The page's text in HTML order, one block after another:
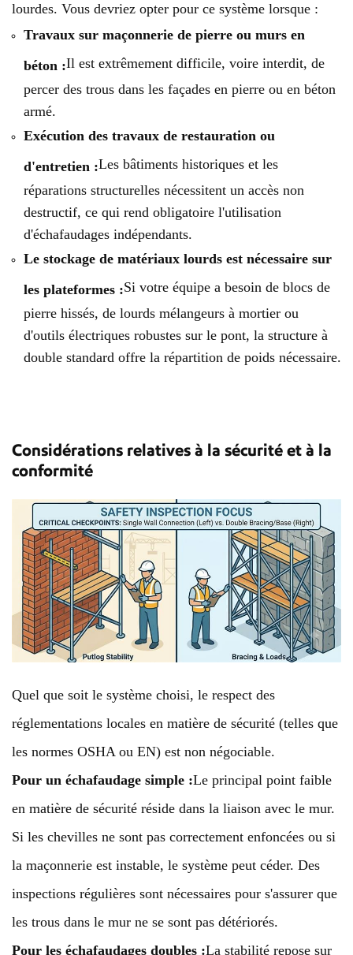
lourdes. Vous devriez opter pour ce système lorsque :
Travaux sur maçonnerie de pierre ou murs en
béton :Il est extrêmement difficile, voire interdit, de
percer des trous dans les façades en pierre ou en béton
armé.
Exécution des travaux de restauration ou
d'entretien :Les bâtiments historiques et les
réparations structurelles nécessitent un accès non
destructif, ce qui rend obligatoire l'utilisation
d'échafaudages indépendants.
Le stockage de matériaux lourds est nécessaire sur
les plateformes :Si votre équipe a besoin de blocs de
pierre hissés, de lourds mélangeurs à mortier ou
d'outils électriques robustes sur le pont, la structure à
double standard offre la répartition de poids nécessaire.
Considérations relatives à la sécurité et à la
conformité
Quel que soit le système choisi, le respect des
réglementations locales en matière de sécurité (telles que
les normes OSHA ou EN) est non négociable.
Pour un échafaudage simple :Le principal point faible
en matière de sécurité réside dans la liaison avec le mur.
Si les chevilles ne sont pas correctement enfoncées ou si
la maçonnerie est instable, le système peut céder. Des
inspections régulières sont nécessaires pour s'assurer que
les trous dans le mur ne se sont pas détériorés.
Pour les échafaudages doubles :La stabilité repose sur